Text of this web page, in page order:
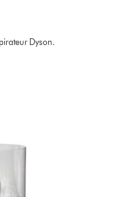
Dyson.